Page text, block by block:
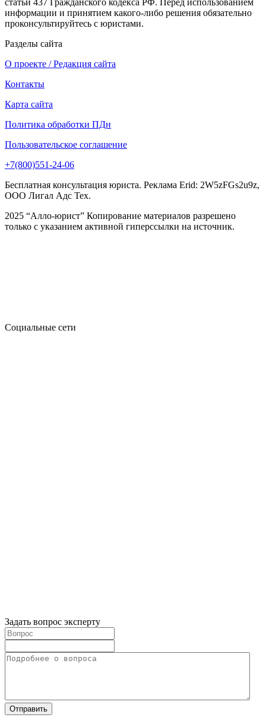
статьи 437 Гражданского кодекса РФ. Перед использованием
информации и принятием какого-либо решения обязательно
проконсультируйтесь с юристами.
Разделы сайта
О проекте / Редакция сайта
Контакты
Карта сайта
Политика обработки ПДн
Пользовательское соглашение
+7(800)551-24-06
Бесплатная консультация юриста. Реклама Erid: 2W5zFGs2u9z,
ООО Лигал Адс Тех.
2025 “Алло-юрист” Копирование материалов разрешено
только с указанием активной гиперссылки на источник.
Социальные сети
Задать вопрос эксперту